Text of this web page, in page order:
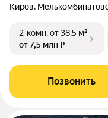
Киров,
2-комн.от 38,5 м²
от 7,5 млн ₽
Позвонить